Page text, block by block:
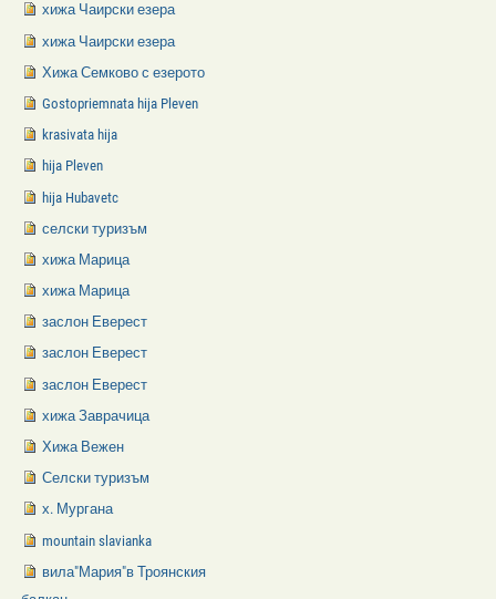
хижа Чаирски езера
хижа Чаирски езера
Хижа Семково с езерото
Gostopriemnata hija Pleven
krasivata hija
hija Pleven
hija Hubavetc
селски туризъм
хижа Марица
хижа Марица
заслон Еверест
заслон Еверест
заслон Еверест
хижа Заврачица
Хижа Вежен
Селски туризъм
х. Мургана
mountain slavianka
вила"Мария"в Троянския